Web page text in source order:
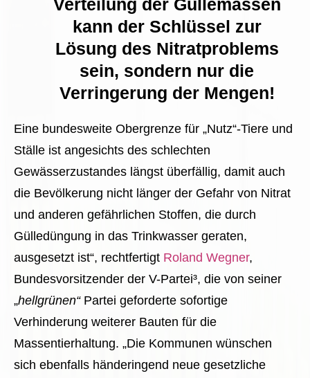
Verteilung der Güllemassen
kann der Schlüssel zur
Lösung des Nitratproblems
sein, sondern nur die
Verringerung der Mengen!
Eine bundesweite Obergrenze für „Nutz“-Tiere und
Ställe ist angesichts des schlechten
Gewässerzustandes längst überfällig, damit auch
die Bevölkerung nicht länger der Gefahr von Nitrat
und anderen gefährlichen Stoffen, die durch
Gülledüngung in das Trinkwasser geraten,
ausgesetzt ist“, rechtfertigt Roland Wegner,
Bundesvorsitzender der V-Partei³, die von seiner
„hellgrünen“Partei geforderte sofortige
Verhinderung weiterer Bauten für die
Massentierhaltung. „Die Kommunen wünschen
sich ebenfalls händeringend neue gesetzliche